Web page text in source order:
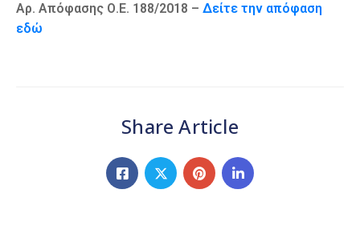
Αρ. Απόφασης Ο.Ε. 188/2018 – Δείτε την απόφαση
εδώ
Share Article